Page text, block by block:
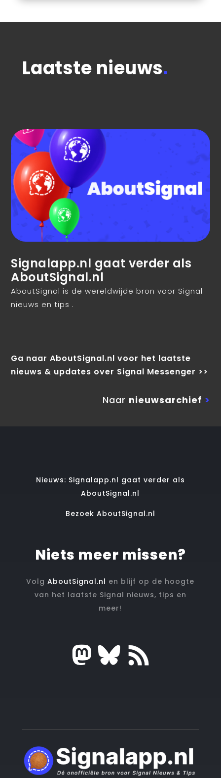
Laatste nieuws.
Signalapp.nl gaat verder als
AboutSignal.nl
AboutSignal is de wereldwijde bron voor Signal
nieuws en tips .
Ga naar AboutSignal.nl voor het laatste
nieuws & updates over Signal Messenger >>
Naar nieuwsarchief >
Nieuws: Signalapp.nl gaat verder als
AboutSignal.nl
Bezoek AboutSignal.nl
Niets meer missen?
VolgAboutSignal.nl en blijf op de hoogte
van het laatste Signal nieuws, tips en
meer!